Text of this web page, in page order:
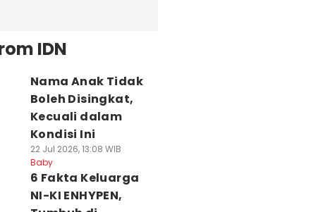
IDN
Nama Anak Tidak
Boleh Disingkat,
Kecuali dalam
Kondisi Ini
22 Jul 2026, 13:08 WIB
Baby
6 Fakta Keluarga
NI-KI ENHYPEN,